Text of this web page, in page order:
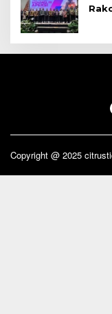
Copyright @ 2025